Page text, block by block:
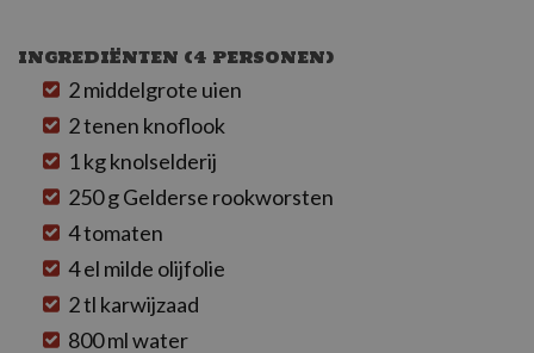
INGREDIËNTEN (4 PERSONEN)
2 middelgrote uien
2 tenen knoflook
1 kg knolselderij
250 g Gelderse rookworsten
4 tomaten
4 el milde olijfolie
2 tl karwijzaad
800 ml water